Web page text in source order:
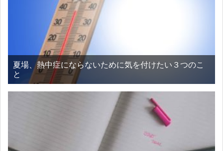
夏場、熱中症にならないために気を付けたい３つのこ
と